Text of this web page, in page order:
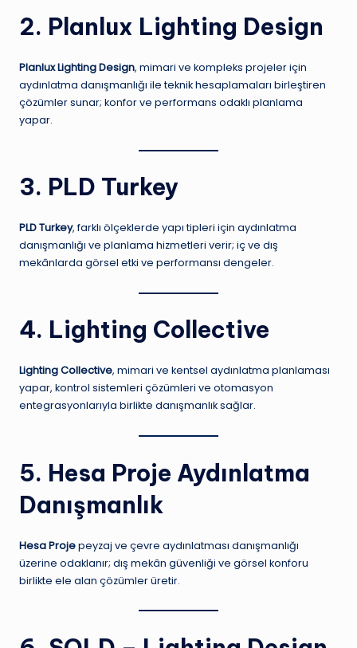
2. Planlux Lighting Design
Planlux Lighting Design, mimari ve kompleks projeler için
aydınlatma danışmanlığı ile teknik hesaplamaları birleştiren
çözümler sunar; konfor ve performans odaklı planlama
yapar.
3. PLD Turkey
PLD Turkey, farklı ölçeklerde yapı tipleri için aydınlatma
danışmanlığı ve planlama hizmetleri verir; iç ve dış
mekânlarda görsel etki ve performansı dengeler.
4. Lighting Collective
Lighting Collective, mimari ve kentsel aydınlatma planlaması
yapar, kontrol sistemleri çözümleri ve otomasyon
entegrasyonlarıyla birlikte danışmanlık sağlar.
5. Hesa Proje Aydınlatma
Danışmanlık
Hesa Projepeyzaj ve çevre aydınlatması danışmanlığı
üzerine odaklanır; dış mekân güvenliği ve görsel konforu
birlikte ele alan çözümler üretir.